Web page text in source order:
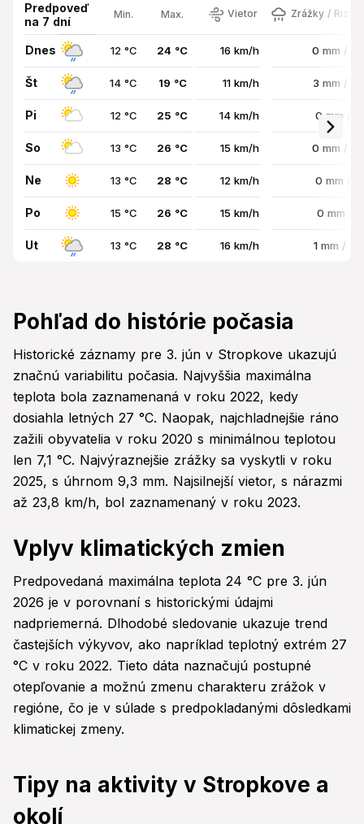
Predpoveď
na 7 dní
Min. Max. Vietor Zrážky /
Dnes 12 °C 24 °C 16 km/h 0 mm /
Št 14 °C 19 °C 11 km/h 3 mm /
Pi 12 °C 25 °C 14 km/h 0 mm /
So 13 °C 26 °C 15 km/h 0 mm /
Ne 13 °C 28 °C 12 km/h 0 mm /
Po 15 °C 26 °C 15 km/h 0 mm /
Ut 13 °C 28 °C 16 km/h 1 mm /
Pohľad do histórie počasia
Historické záznamy pre 3. jún v Stropkove ukazujú
značnú variabilitu počasia. Najvyššia maximálna
teplota bola zaznamenaná v roku 2022, kedy
dosiahla letných 27 °C. Naopak, najchladnejšie ráno
zažili obyvatelia v roku 2020 s minimálnou teplotou
len 7,1 °C. Najvýraznejšie zrážky sa vyskytli v roku
2025, s úhrnom 9,3 mm. Najsilnejší vietor, s nárazmi
až 23,8 km/h, bol zaznamenaný v roku 2023.
Vplyv klimatických zmien
Predpovedaná maximálna teplota 24 °C pre 3. jún
2026 je v porovnaní s historickými údajmi
nadpriemerná. Dlhodobé sledovanie ukazuje trend
častejších výkyvov, ako napríklad teplotný extrém 27
°C v roku 2022. Tieto dáta naznačujú postupné
otepľovanie a možnú zmenu charakteru zrážok v
regióne, čo je v súlade s predpokladanými dôsledkami
klimatickej zmeny.
Tipy na aktivity v Stropkove a
okolí